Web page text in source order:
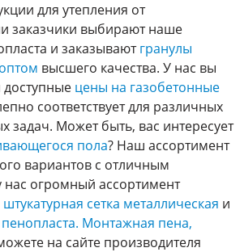
для утепления от
заказчики выбирают наше
и заказываютгранулы
высшего качества. У нас вы
цены на газобетонные
соответствует для различных
задач. Может быть, вас интересует
пола? Наш ассортимент
вариантов с отличным
нас огромный ассортимент
штукатурная сетка металлическая и
Монтажная пена,
на сайте производителя